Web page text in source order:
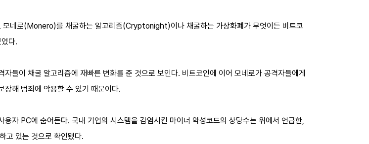
모네로(Monero)를 채굴하는 알고리즘(Cryptonight)이나 채굴하는 가상화폐가 무엇이든 비트코
다.
들이 채굴 알고리즘에 재빠른 변화를 준 것으로 보인다. 비트코인에 이어 모네로가 공격자들에게
장해 범죄에 악용할 수 있기 때문이다.
자 PC에 숨어든다. 국내 기업의 시스템을 감염시킨 마이너 악성코드의 상당수는 위에서 언급한,
고 있는 것으로 확인됐다.